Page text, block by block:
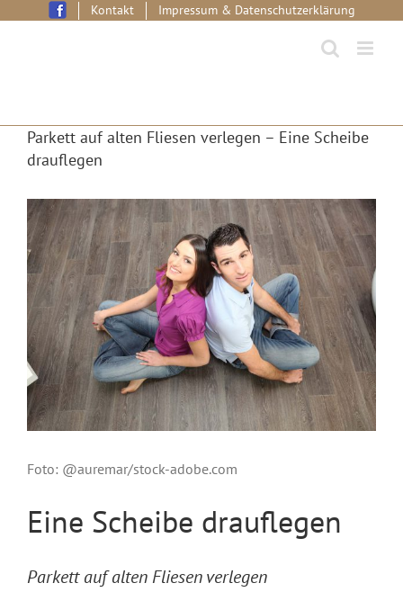
Kontakt Impressum & Datenschutzerklärung
Parkett auf alten Fliesen verlegen – Eine Scheibe
drauflegen
View
Larger
Image
Foto: @auremar/stock-adobe.com
Eine Scheibe drauflegen
Parkett auf alten Fliesen verlegen